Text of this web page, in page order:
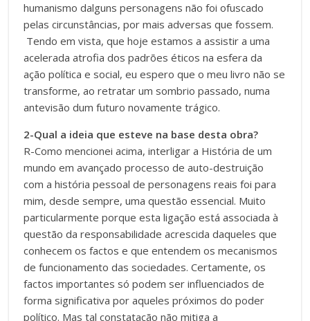
humanismo dalguns personagens não foi ofuscado
pelas circunstâncias, por mais adversas que fossem.
Tendo em vista, que hoje estamos a assistir a uma
acelerada atrofia dos padrões éticos na esfera da
ação política e social, eu espero que o meu livro não se
transforme, ao retratar um sombrio passado, numa
antevisão dum futuro novamente trágico.
2-Qual a ideia que esteve na base desta obra?
R-Como mencionei acima, interligar a História de um
mundo em avançado processo de auto-destruição
com a história pessoal de personagens reais foi para
mim, desde sempre, uma questão essencial. Muito
particularmente porque esta ligação está associada à
questão da responsabilidade acrescida daqueles que
conhecem os factos e que entendem os mecanismos
de funcionamento das sociedades. Certamente, os
factos importantes só podem ser influenciados de
forma significativa por aqueles próximos do poder
político. Mas tal constatação não mitiga a